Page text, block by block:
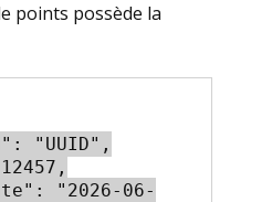
points possède la